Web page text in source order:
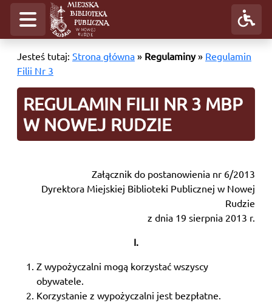
Jesteś tutaj: Strona główna » Regulaminy» Regulamin
Filii Nr 3
REGULAMIN FILII NR 3 MBP
W NOWEJ RUDZIE
Załącznik do postanowienia nr 6/2013
Dyrektora Miejskiej Biblioteki Publicznej w Nowej
Rudzie
z dnia 19 sierpnia 2013 r.
I.
Z wypożyczalni mogą korzystać wszyscy
obywatele.
Korzystanie z wypożyczalni jest bezpłatne.